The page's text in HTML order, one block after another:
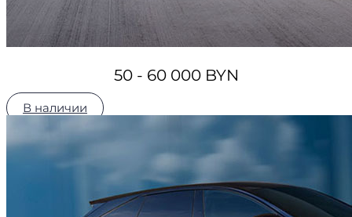
50 - 60 000 BYN
В наличии